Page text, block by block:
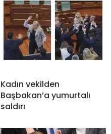
Kadın vekilden
Başbakan’a yumurtalı
saldırı